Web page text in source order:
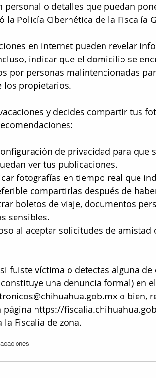
personal o detalles que puedan
la Policía Cibernética de la Fiscalía
en internet pueden revelar
indicar que el domicilio se
por personas malintencionadas
los propietarios.
y decides compartir tus
de privacidad para que
ver tus publicaciones.
fotografías en tiempo real que
compartirlas después de
boletos de viaje, documentos
sensibles.
al aceptar solicitudes de
fuiste víctima o detectas alguna de
una denuncia formal) en
o bien,
página https://
la Fiscalía de zona.